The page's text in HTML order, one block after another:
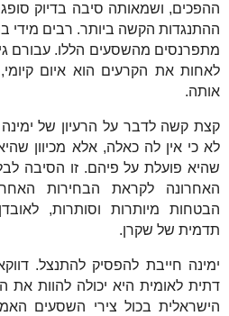
ההפכים, ושמאותה סיבה בדיוק
ההתנגדות הקשה ביותר. רבים מידי
מתפרנסים מהשסעים הללו. עבורם
לאחות את הקרעים הוא איום
אותה.
קצת קשה לדבר על הרעיון של
לא כי אין לה כאלה, אלא מכיוון
שהיא פועלת על פיהם. זו הסיבה
האחרונה לקראת הבחירות
הבטחות מיותרות וסותרות,
תדמית של שקרן.
ימינה חייבת להפסיק להתנצל.
דתית לאומית היא יכולה להוות
הישראלית בכול צירי השסעים